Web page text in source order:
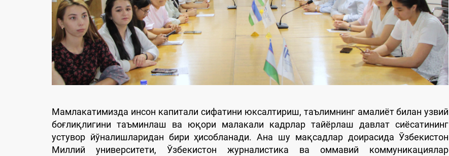
Мамлакатимизда инсон капитали сифатини юксалтириш, таълимнинг амалиёт билан узвий
боғлиқлигини таъминлаш ва юқори малакали кадрлар тайёрлаш давлат сиёсатининг
устувор йўналишларидан бири ҳисобланади. Ана шу мақсадлар доирасида Ўзбекистон
Миллий университети, Ўзбекистон журналистика ва оммавий коммуникациялар